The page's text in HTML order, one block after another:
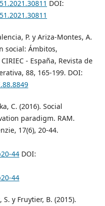
DOI:
P. y Ariza-Montes, A.
social: Ámbitos,
- España, Revista de
88, 165-199. DOI:
C. (2016). Social
paradigm. RAM.
17(6), 20-44.
44DOI:
44
y Fruytier, B. (2015).